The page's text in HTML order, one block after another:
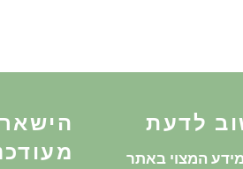
לדעת
המצוי באתר